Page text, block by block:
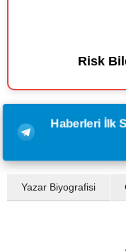
Risk
Haberleri İlk
Yazar Biyografisi